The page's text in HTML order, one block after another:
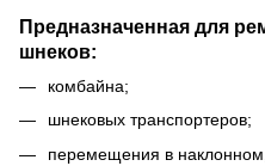
Предназначенная для
шнеков:
комбайна;
шнековых транспортеров;
перемещения в наклонном,